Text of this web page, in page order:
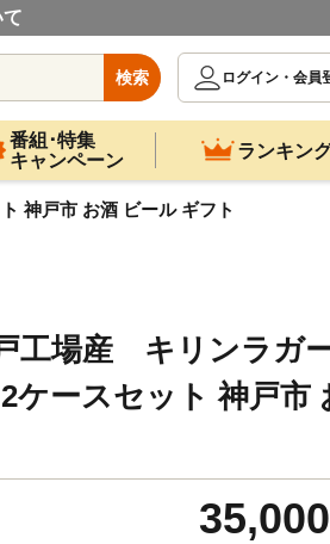
検索
ログイン・会員
番組･特集
キャンペーン
ランキン
神戸市 お酒 ビール ギフト
工場産 キリンラガ
ースセット 神戸市
35,000